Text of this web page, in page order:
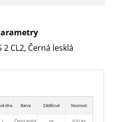
2 CL2, Černá lesklá
díra Barva Zátěžové Nosnost
Černá lesklá ne 650 Kg